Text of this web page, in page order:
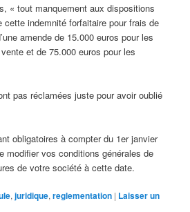
« tout manquement aux dispositions
cette indemnité forfaitaire pour frais de
amende de 15.000 euros pour les
et de 75.000 euros pour les
pas réclamées juste pour avoir oublié
obligatoires à compter du 1er janvier
modifier vos conditions générales de
de votre société à cette date.
,juridique,reglementation | Laisser un